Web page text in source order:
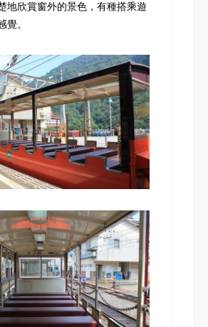
地欣賞窗外的景色，有種搭乘遊
覺。